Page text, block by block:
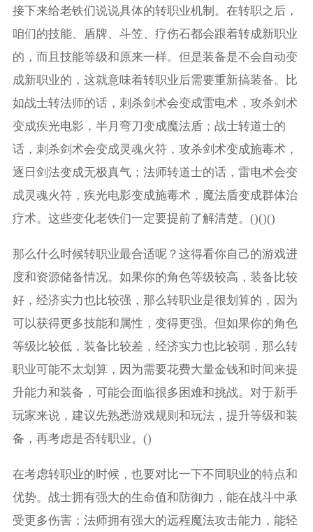
接下来给老铁们说说具体的转职业机制。在转职之后，
咱们的技能、盾牌、斗笠、疗伤石都会跟着转成新职业
的，而且技能等级和原来一样。但是装备是不会自动变
成新职业的，这就意味着转职业后需要重新搞装备。比
如战士转法师的话，刺杀剑术会变成雷电术，攻杀剑术
变成疾光电影，半月弯刀变成魔法盾；战士转道士的
话，刺杀剑术会变成灵魂火符，攻杀剑术变成施毒术，
逐日剑法变成无极真气；法师转道士的话，雷电术会变
成灵魂火符，疾光电影变成施毒术，魔法盾变成群体治
疗术。这些变化老铁们一定要提前了解清楚。()()()
那么什么时候转职业最合适呢？这得看你自己的游戏进
度和资源储备情况。如果你的角色等级较高，装备比较
好，经济实力也比较强，那么转职业是很划算的，因为
可以获得更多技能和属性，变得更强。但如果你的角色
等级比较低，装备比较差，经济实力也比较弱，那么转
职业可能不太划算，因为需要花费大量金钱和时间来提
升能力和装备，可能会面临很多困难和挑战。对于新手
玩家来说，建议先熟悉游戏规则和玩法，提升等级和装
备，再考虑是否转职业。()
在考虑转职业的时候，也要对比一下不同职业的特点和
优势。战士拥有强大的生命值和防御力，能在战斗中承
受更多伤害；法师拥有强大的远程魔法攻击能力，能轻